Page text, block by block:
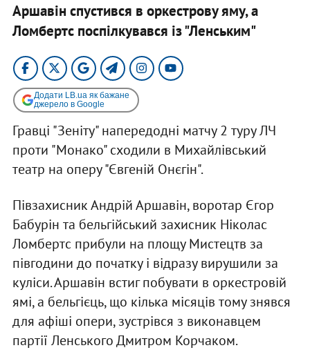
Аршавін спустився в оркестрову яму, а
Ломбертс поспілкувався із "Ленським"
Додати LB.ua як бажане
джерело в Google
Гравці "Зеніту" напередодні матчу 2 туру ЛЧ
проти "Монако" сходили в Михайлівський
театр на оперу "Євгеній Онєгін".
Півзахисник Андрій Аршавін, воротар Єгор
Бабурін та бельгійський захисник Ніколас
Ломбертс прибули на площу Мистецтв за
півгодини до початку і відразу вирушили за
куліси. Аршавін встиг побувати в оркестровій
ямі, а бельгієць, що кілька місяців тому знявся
для афіші опери, зустрівся з виконавцем
партії Ленського Дмитром Корчаком.